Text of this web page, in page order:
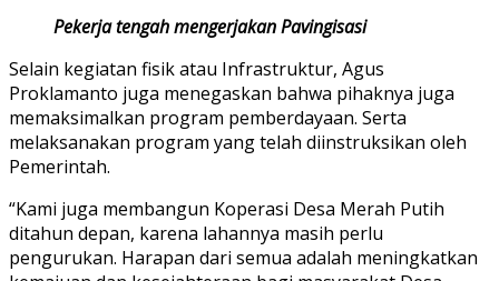
Pekerja tengah mengerjakan Pavingisasi
Selain kegiatan fisik atau Infrastruktur, Agus
Proklamanto juga menegaskan bahwa pihaknya juga
memaksimalkan program pemberdayaan. Serta
melaksanakan program yang telah diinstruksikan oleh
Pemerintah.
“Kami juga membangun Koperasi Desa Merah Putih
ditahun depan, karena lahannya masih perlu
pengurukan. Harapan dari semua adalah meningkatkan